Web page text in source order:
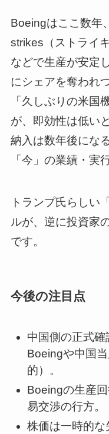
Boeingはここ数年
strikes（ストライ
などで生産が安定
にシェアを奪われ
「久しぶりの米国
が、即効性は低い
納入は数年後にな
「今」の業績・実
トランプ氏らしい
ルが、逆に投資家
です。
今後の注目点
中国側の正式
Boeingや中国
的）。
Boeingの生産
易交渉の行方。
株価は一時的